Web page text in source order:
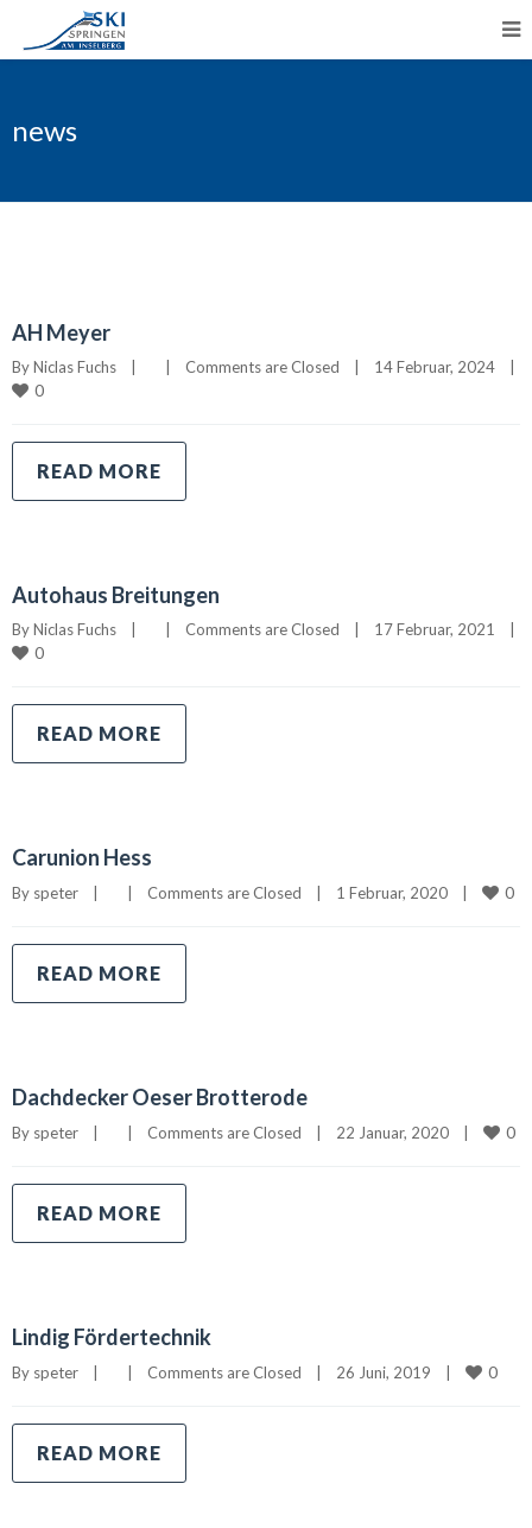
news
AH Meyer
By Niclas Fuchs Comments are Closed 14 Februar, 2024
0
READ MORE
Autohaus Breitungen
By Niclas Fuchs Comments are Closed 17 Februar, 2021
0
READ MORE
Carunion Hess
By speter Comments are Closed 1 Februar, 2020 0
READ MORE
Dachdecker Oeser Brotterode
By speter Comments are Closed 22 Januar, 2020 0
READ MORE
Lindig Fördertechnik
By speter Comments are Closed 26 Juni, 2019 0
READ MORE